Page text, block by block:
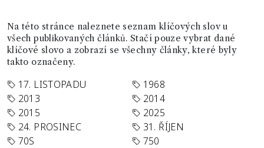
Na této stránce naleznete seznam klíčových slov u
všech publikovaných článků. Stačí pouze vybrat dané
klíčové slovo a zobrazí se všechny články, které byly
takto označeny.
17. LISTOPADU
1968
2013
2014
2015
2025
24. PROSINEC
31. ŘÍJEN
70S
750